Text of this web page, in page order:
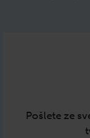
Pošlete ze